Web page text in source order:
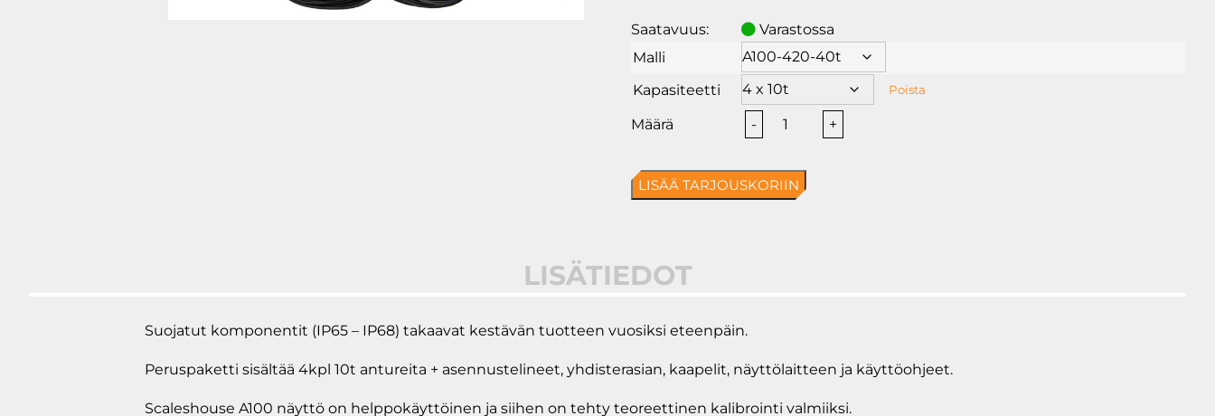
Saatavuus:
Varastossa
Malli
Kapasiteetti
Poista
-
Siilo-
säiliö-
/
+
LISÄÄ TARJOUSKORIIN
LISÄTIEDOT
Suojatut komponentit (IP65 – IP68) takaavat kestävän tuotteen vuosiksi eteenpäin.
Peruspaketti sisältää 4kpl 10t antureita + asennustelineet, yhdisterasian, kaapelit, näyttölaitteen ja käyttöohjeet.
Scaleshouse A100 näyttö on helppokäyttöinen ja siihen on tehty teoreettinen kalibrointi valmiiksi.